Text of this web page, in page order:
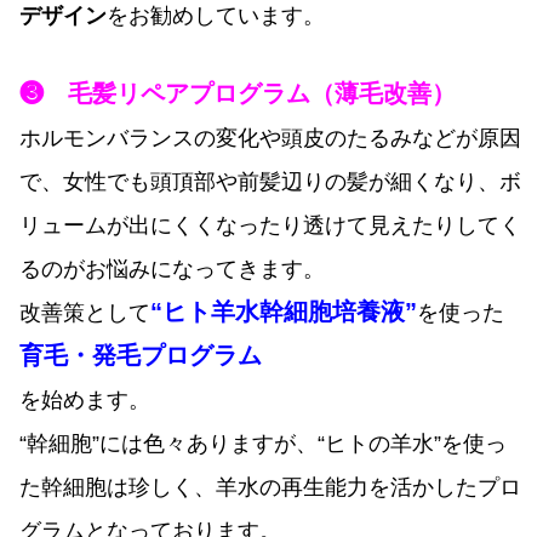
デザインをお勧めしています。
❸ 毛髪リペアプログラム（薄毛改善）
ホルモンバランスの変化や頭皮のたるみなどが原因
で、女性でも頭頂部や前髪辺りの髪が細くなり、ボ
リュームが出にくくなったり透けて見えたりしてく
るのがお悩みになってきます。
改善策として“ヒト羊水幹細胞培養液”を使った
育毛・発毛プログラム
を始めます。
“幹細胞”には色々ありますが、“ヒトの羊水”を使っ
た幹細胞は珍しく、羊水の再生能力を活かしたプロ
グラムとなっております。